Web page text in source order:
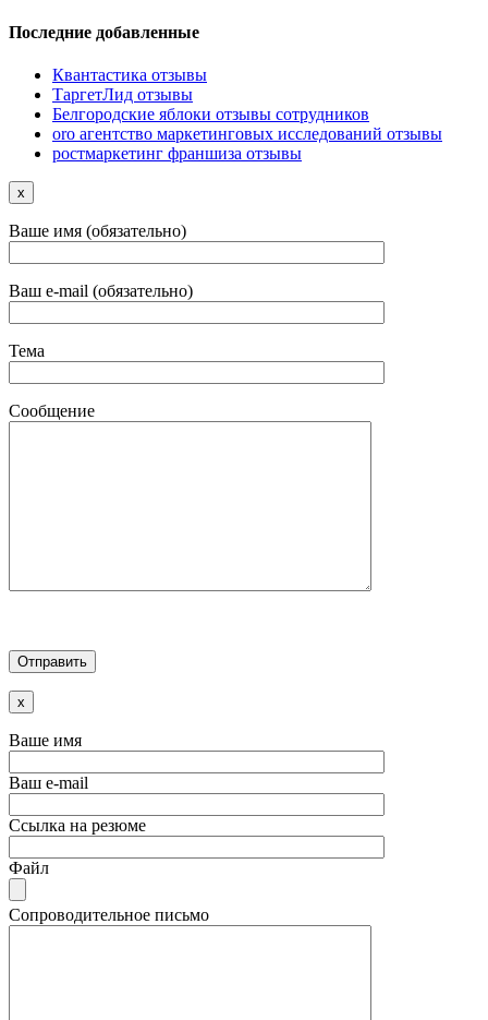
Последние добавленные
Квантастика отзывы
ТаргетЛид отзывы
Белгородские яблоки отзывы сотрудников
oro агентство маркетинговых исследований отзывы
ростмаркетинг франшиза отзывы
x
Ваше имя (обязательно)
Ваш e-mail (обязательно)
Тема
Сообщение
x
Ваше имя
Ваш e-mail
Ссылка на резюме
Файл
Сопроводительное письмо